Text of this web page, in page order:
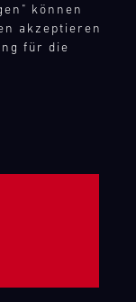
können
akzeptieren
für die